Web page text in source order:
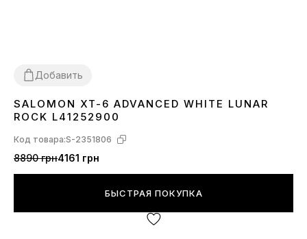
Добавить
3740 41 42 43 4445
SALOMON XT-6 ADVANCED WHITE LUNAR
ROCK L41252900
Код товара:S-2351806
8890 грн4161 грн
БЫСТРАЯ ПОКУПКА